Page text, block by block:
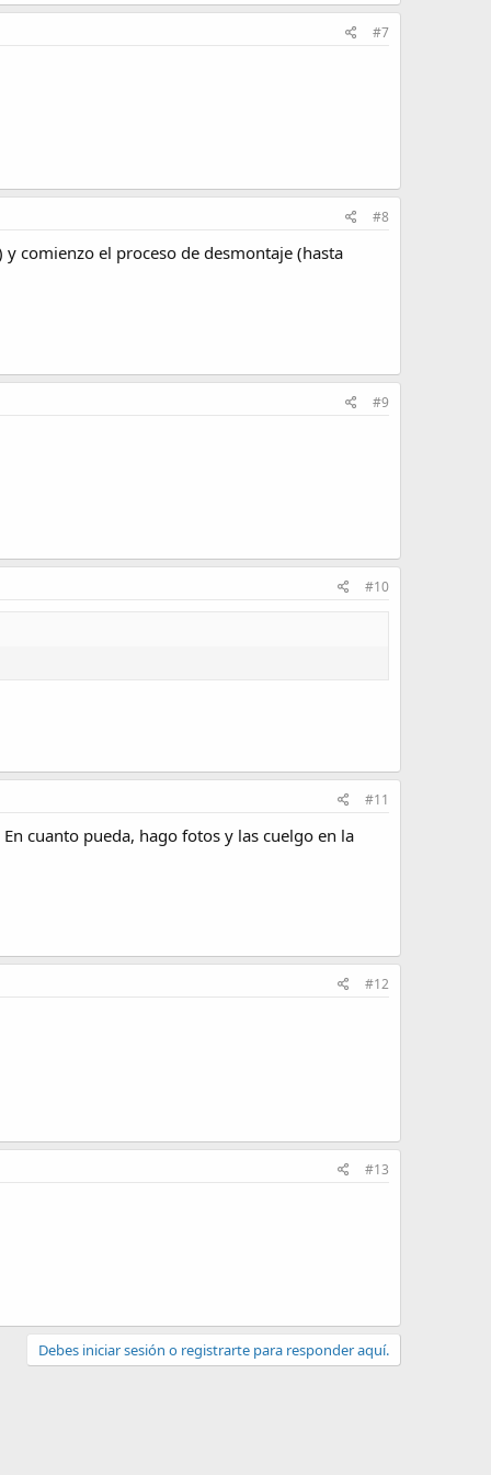
#7
#8
comienzo el proceso de desmontaje (hasta
#9
#10
#11
cuanto pueda, hago fotos y las cuelgo en la
#12
#13
Debes iniciar sesión o registrarte para responder aquí.